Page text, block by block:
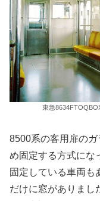
東急
8500系の客用扉の
め固定する方式にな
固定している車両も
だけに窓がありまし